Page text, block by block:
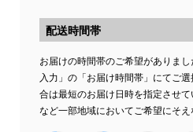
配送時間帯
お届けの時間帯のご希望がありま
入力」の「お届け時間帯」にてご
合は最短のお届け日時を指定させ
など一部地域においてご希望にそえ